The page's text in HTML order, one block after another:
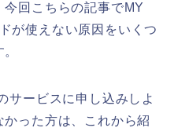
回こちらの記事でMY
が使えない原因をいくつ
サービスに申し込みしよ
った方は、これから紹